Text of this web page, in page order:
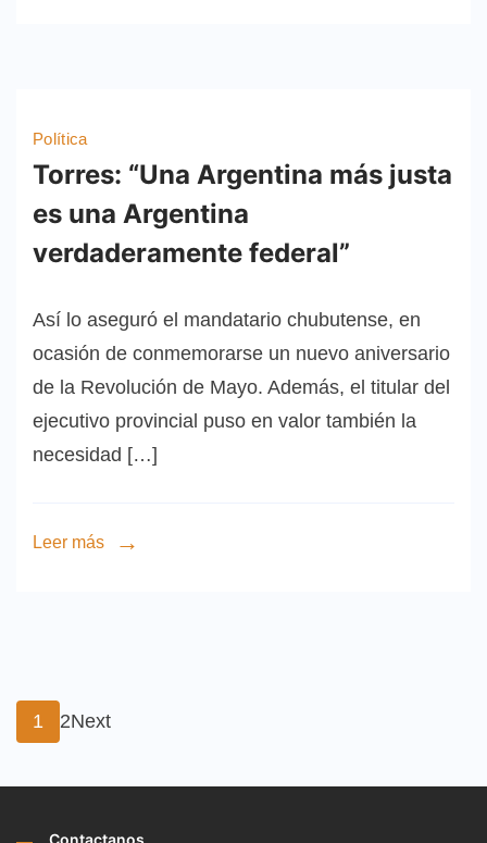
Política
Torres: “Una Argentina más justa
es una Argentina
verdaderamente federal”
Así lo aseguró el mandatario chubutense, en
ocasión de conmemorarse un nuevo aniversario
de la Revolución de Mayo. Además, el titular del
ejecutivo provincial puso en valor también la
necesidad […]
Leer más
Paginación
de
Page
1 Page
2Next